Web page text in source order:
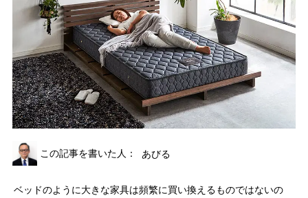
この記事を書いた人： あびる
ベッドのように大きな家具は頻繁に買い換えるものではないの